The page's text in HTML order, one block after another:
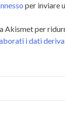
per inviare
Akismet per
i dati